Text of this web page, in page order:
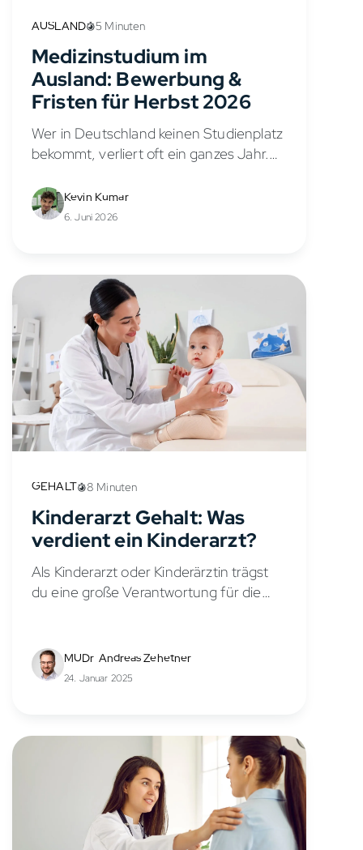
AUSLAND 5 Minuten
Medizinstudium im
Ausland: Bewerbung &
Fristen für Herbst 2026
Wer in Deutschland keinen Studienplatz
bekommt, verliert oft ein ganzes Jahr.
ein Medizinstudium im Ausland läuft für
viele EU-Universitäten gerade, und der
Kevin Kumar
6. Juni 2026
GEHALT 8 Minuten
Kinderarzt Gehalt: Was
verdient ein Kinderarzt?
Als Kinderarzt oder Kinderärztin trägst
du eine große Verantwortung für die
sieht es mit dem Kinderarzt Gehalt in
der Kinder-...
MUDr. Andreas Zehetner
24. Januar 2025